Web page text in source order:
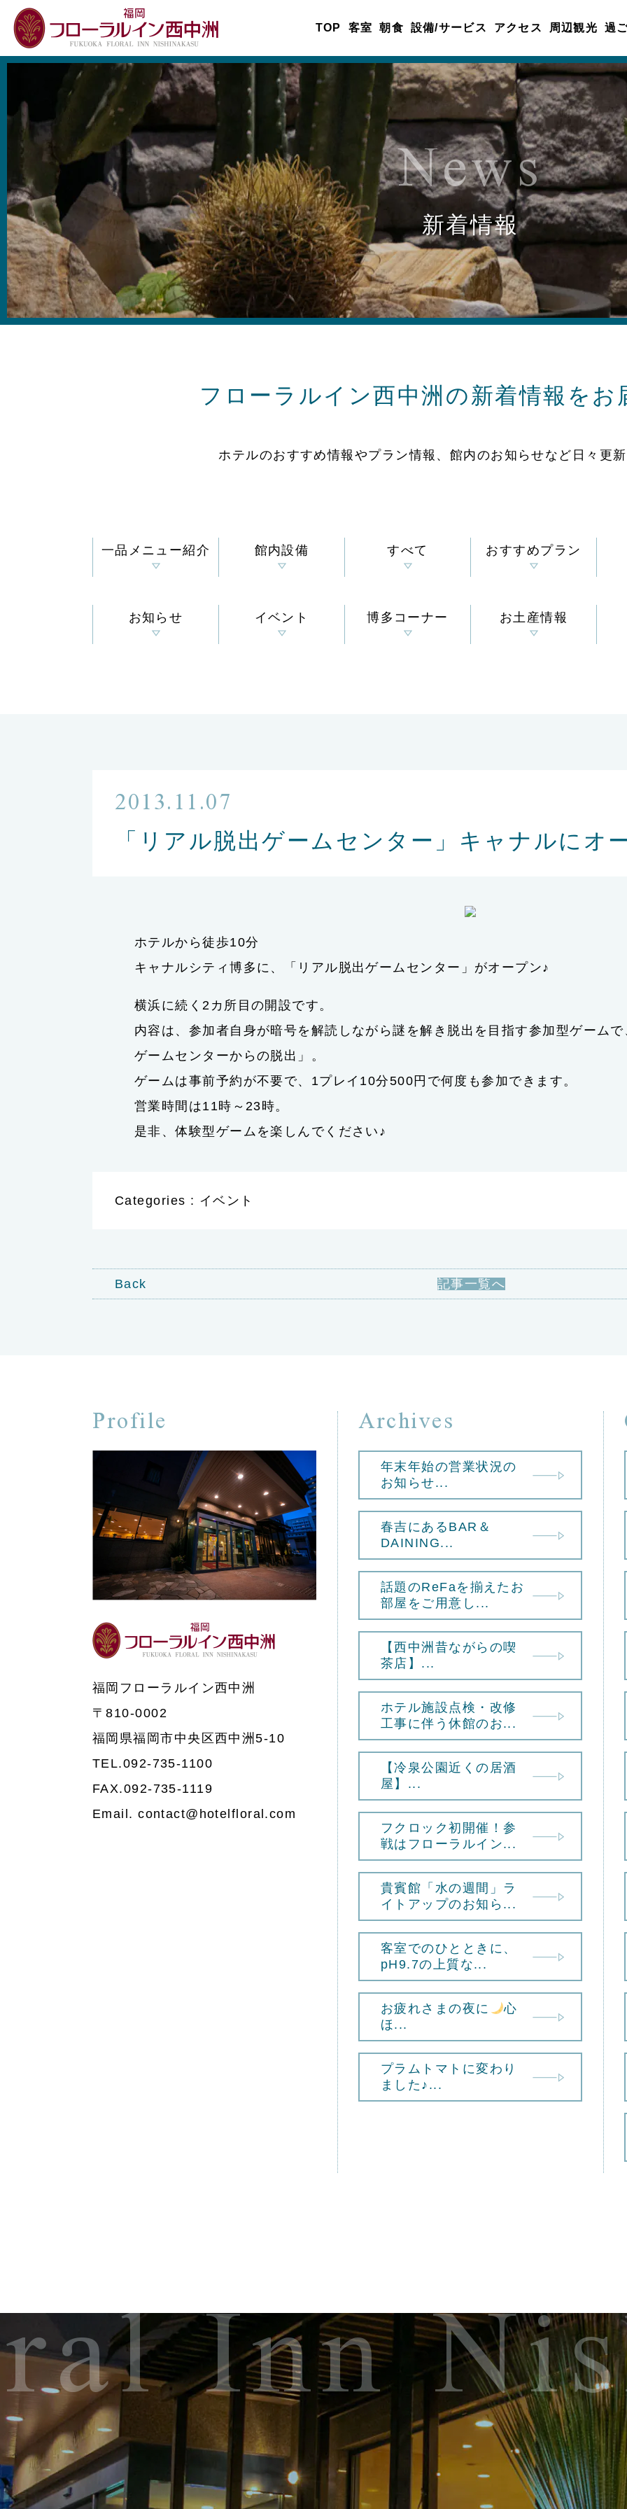
TOP 客室 朝食 設備/サービス アクセス 周辺観光 過
News
新着情報
フローラルイン西中洲の新着情報を
ホテルのおすすめ情報やプラン情報、 館内のお知らせなど 日々更
一品メニュー紹介 館内設備 すべて おすすめプラン
お知らせ イベント 博多コーナー お土産情報
2013.11.07
「リアル脱出ゲームセンター」キャナルにオ
ホテルから徒歩10分
キャナルシティ博多に、「リアル脱出ゲームセンター」がオープン♪
横浜に続く2カ所目の開設です。
内容は、参加者自身が暗号を解読しながら謎を解き脱出を目指す参加型ゲーム
ゲームセンターからの脱出」。
ゲームは事前予約が不要で、1プレイ10分500円で何度も参加できます。
営業時間は11時～23時。
是非、体験型ゲームを楽しんでください♪
Categories : イベント
Back 記事一覧へ
Profile
福岡フローラルイン西中洲
〒810-0002
福岡県福岡市中央区西中洲5-10
TEL.092-735-1100
FAX.092-735-1119
Email. contact@hotelfloral.com
Archives
年末年始の営業状況の
お知らせ...
春吉にあるBAR＆
DAINING...
話題のReFaを揃えたお
部屋をご用意し...
【西中洲昔ながらの喫
茶店】...
ホテル施設点検・改修
工事に伴う休館のお...
【冷泉公園近くの居酒
屋】...
フクロック初開催！参
戦はフローラルイン...
貴賓館「水の週間」ラ
イトアップのお知ら...
客室でのひとときに、
pH9.7の上質な...
お疲れさまの夜に
心
ほ...
プラムトマトに変わり
ました♪...
Inn